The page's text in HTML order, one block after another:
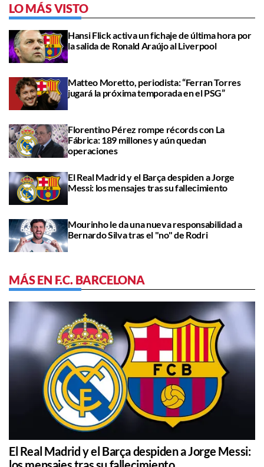
LO MÁS VISTO
Hansi Flick activa un fichaje de última hora por
la salida de Ronald Araújo al Liverpool
Matteo Moretto, periodista: “Ferran Torres
jugará la próxima temporada en el PSG”
Florentino Pérez rompe récords con La
Fábrica: 189 millones y aún quedan
operaciones
El Real Madrid y el Barça despiden a Jorge
Messi: los mensajes tras su fallecimiento
Mourinho le da una nueva responsabilidad a
Bernardo Silva tras el "no" de Rodri
MÁS EN F.C. BARCELONA
El Real Madrid y el Barça despiden a Jorge Messi: